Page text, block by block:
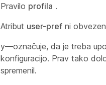
Pravilo profila .
Atribut user-pref ni
y—označuje, da je treba
konfiguracijo. Prav tako
spremenil.